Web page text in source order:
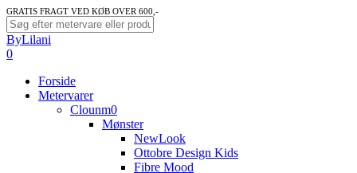
Skip
to
main
content
GRATIS FRAGT VED KØB OVER 600,-
Close
Search
ByLilani
search
account
0
Forside
Metervarer
Clounm0
Mønster
NewLook
Ottobre Design Kids
Fibre Mood